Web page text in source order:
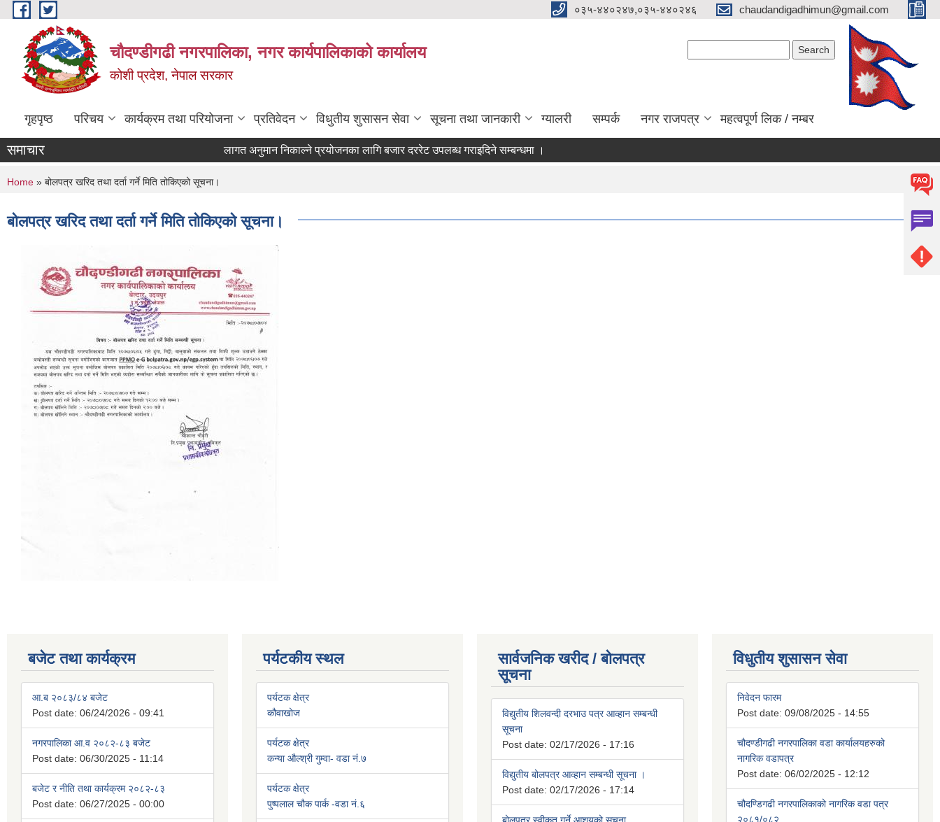
Skip to main content ०३५-४४०२४७,०३५-४४०२४६ chaudandigadhimun@gmail.com
चौदण्डीगढी नगरपालिका, नगर कार्यपालिकाको कार्यालय
कोशी प्रदेश, नेपाल सरकार
गृहपृष्ठ परिचय कार्यक्रम तथा परियोजना प्रतिवेदन विधुतीय शुसासन सेवा सूचना तथा जानकारी ग्यालरी सम्पर्क नगर राजपत्र महत्वपूर्ण लिक / नम्बर
समाचार लागत अनुमान निकाल्ने प्रयोजनका लागि बजार दररेट उपलब्ध गराइदिने सम्बन्धमा ।
खोपकर्ता (भ्याक्सिनेटर) आवश्यकता सम्वन्धी सूचना।
You are here
Home » बोलपत्र खरिद तथा दर्ता गर्ने मिति तोकिएको सूचना।
बोलपत्र खरिद तथा दर्ता गर्ने मिति तोकिएको सूचना।
बजेट तथा कार्यक्रम
आ.ब २०८३/८४ बजेट
Post date: 06/24/2026 - 09:41
नगरपालिका आ.व २०८२-८३ बजेट
Post date: 06/30/2025 - 11:14
बजेट र नीति तथा कार्यक्रम २०८२-८३
Post date: 06/27/2025 - 00:00
पर्यटकीय स्थल
पर्यटक क्षेत्र
कौवाखोज
पर्यटक क्षेत्र
कन्या औल्श्री गुम्वा- वडा नं.७
पर्यटक क्षेत्र
पुष्पलाल चौक पार्क -वडा नं.६
सार्वजनिक खरीद / बोलपत्र
सूचना
विद्युतीय शिलवन्दी दरभाउ पत्र आव्हान सम्बन्धी
सूचना
Post date: 02/17/2026 - 17:16
विद्युतीय बोलपत्र आव्हान सम्बन्धी सूचना ।
Post date: 02/17/2026 - 17:14
विधुतीय शुसासन सेवा
निवेदन फारम
Post date: 09/08/2025 - 14:55
चौदण्डीगढी नगरपालिका वडा कार्यालयहरुको
नागरिक वडापत्र
Post date: 06/02/2025 - 12:12
चौदण्डिगढी नगरपालिकाको नागरिक वडा पत्र
२०८१/०८२